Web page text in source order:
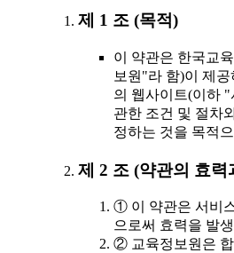
제 1 조 (목적)
이 약관은 한국교
보원"라 함)이 제
의 웹사이트(이하 "
관한 조건 및 절차
정하는 것을 목적
제 2 조 (약관의 효력
① 이 약관은 서비
으로써 효력을 발
② 교육정보원은